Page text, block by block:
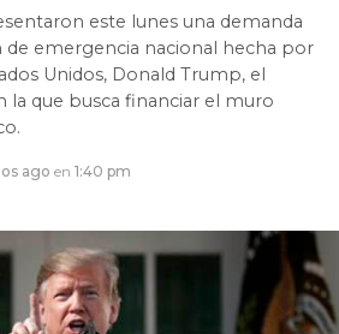
este lunes una demanda
de emergencia nacional hecha por
Unidos, Donald Trump, el
la que busca financiar el muro
ago en 1:40 pm